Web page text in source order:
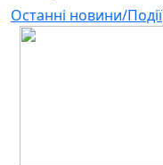
Останні новини/Події